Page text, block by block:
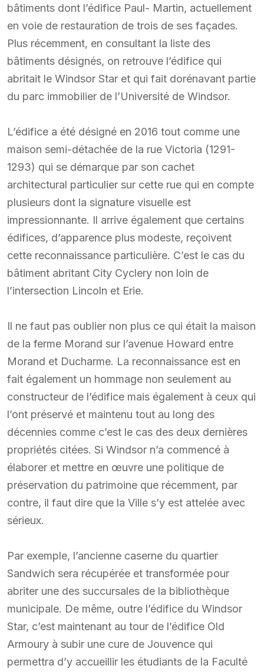
bâtiments dont l’édifice Paul- Martin, actuellement
en voie de restauration de trois de ses façades.
Plus récemment, en consultant la liste des
bâtiments désignés, on retrouve l’édifice qui
abritait le Windsor Star et qui fait dorénavant partie
du parc immobilier de l’Université de Windsor.
L’édifice a été désigné en 2016 tout comme une
maison semi-détachée de la rue Victoria (1291-
1293) qui se démarque par son cachet
architectural particulier sur cette rue qui en compte
plusieurs dont la signature visuelle est
impressionnante. Il arrive également que certains
édifices, d’apparence plus modeste, reçoivent
cette reconnaissance particulière. C’est le cas du
bâtiment abritant City Cyclery non loin de
l’intersection Lincoln et Erie.
Il ne faut pas oublier non plus ce qui était la maison
de la ferme Morand sur l’avenue Howard entre
Morand et Ducharme. La reconnaissance est en
fait également un hommage non seulement au
constructeur de l’édifice mais également à ceux qui
l’ont préservé et maintenu tout au long des
décennies comme c’est le cas des deux dernières
propriétés citées. Si Windsor n’a commencé à
élaborer et mettre en œuvre une politique de
préservation du patrimoine que récemment, par
contre, il faut dire que la Ville s’y est attelée avec
sérieux.
Par exemple, l’ancienne caserne du quartier
Sandwich sera récupérée et transformée pour
abriter une des succursales de la bibliothèque
municipale. De même, outre l’édifice du Windsor
Star, c’est maintenant au tour de l’édifice Old
Armoury à subir une cure de Jouvence qui
permettra d’y accueillir les étudiants de la Faculté